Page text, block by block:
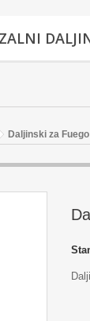
Daljinski za